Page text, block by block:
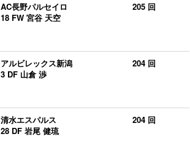
AC長野パルセイロ
18 FW 宮谷 天空
205 回
アルビレックス新潟
3 DF 山倉 渉
204 回
清水エスパルス
28 DF 岩尾 健琉
204 回